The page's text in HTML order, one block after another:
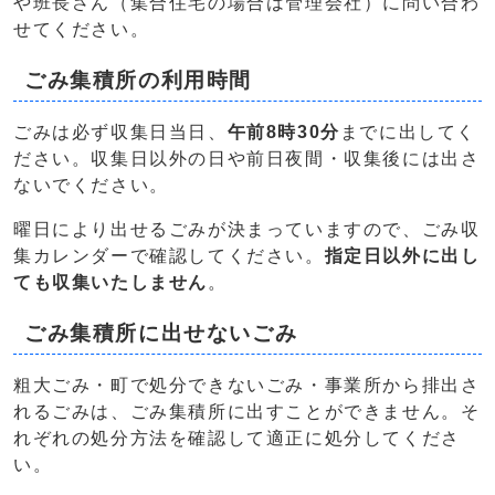
せてください。
ごみ集積所の利用時間
ごみは必ず収集日当日、 午前8時30分 までに出してく
ださい。収集日以外の日や前日夜間・収集後には出さ
ないでください。
曜日により出せるごみが決まっていますので、ごみ収
集カレンダーで確認してください。 指定日以外に出し
ても収集いたしません 。
ごみ集積所に出せないごみ
粗大ごみ・町で処分できないごみ・事業所から排出さ
れるごみは、ごみ集積所に出すことができません。そ
れぞれの処分方法を確認して適正に処分してくださ
い。